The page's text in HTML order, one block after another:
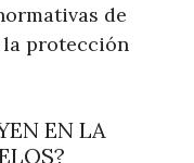
de
protección
EN LA